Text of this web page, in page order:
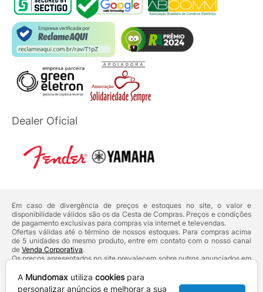
Dealer Oficial
Em caso de divergência de preços e estoques no site, o valor e
disponibilidade válidos são os da Cesta de Compras. Preços e condições
de pagamento exclusivas para compras via internet e televendas.
Ofertas válidas até o término de nossos estoques. Para compras acima
de 5 unidades do mesmo produto, entre em contato com o nosso canal
de Venda Corporativa.
Os preços apresentados no site prevalecem sobre outros anunciados em
Defesa do Consumidor:Lei nº 8.078.
Vendas sujeitas à confirmação de dados e análises de crédito e risco.
A Mundomax utiliza cookiespara
personalizar anúncios e melhorar a sua